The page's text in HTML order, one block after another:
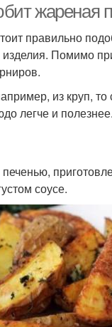
жареная
правильно
Помимо
из круп,
легче и
печенью,
соусе.